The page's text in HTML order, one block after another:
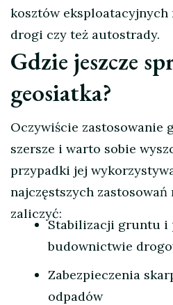
kosztów eksploatacyjnych
drogi czy też autostrady.
Gdzie jeszcze
geosiatka?
Oczywiście zastosowanie
szersze i warto sobie
przypadki jej
najczęstszych
zaliczyć:
Stabilizacji gruntu i
budownictwie
Zabezpieczenia
odpadów